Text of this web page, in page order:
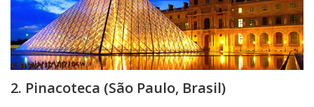
2. Pinacoteca (São Paulo, Brasil)